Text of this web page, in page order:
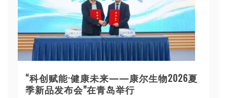
“科创赋能·健康未来——康尔生物2026夏
季新品发布会”在青岛举行